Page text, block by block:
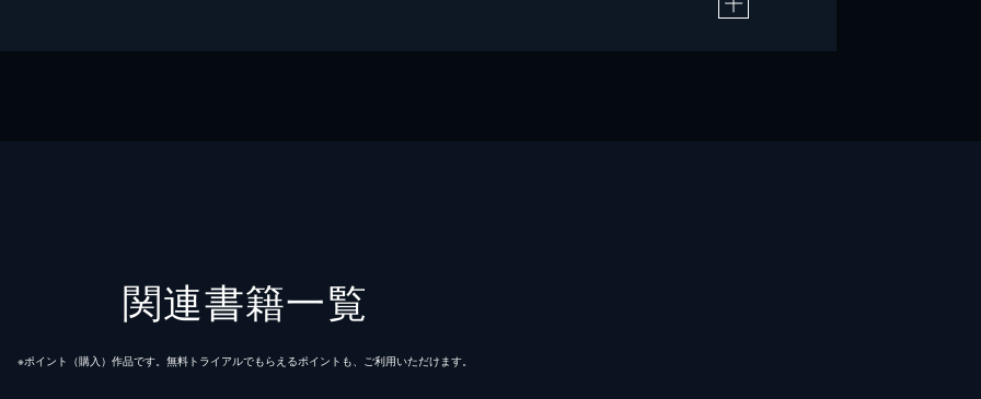
関連書籍一覧
※ポイント（購⼊）作品です。無料トライアルでもらえるポイントも、ご利⽤いただけます。